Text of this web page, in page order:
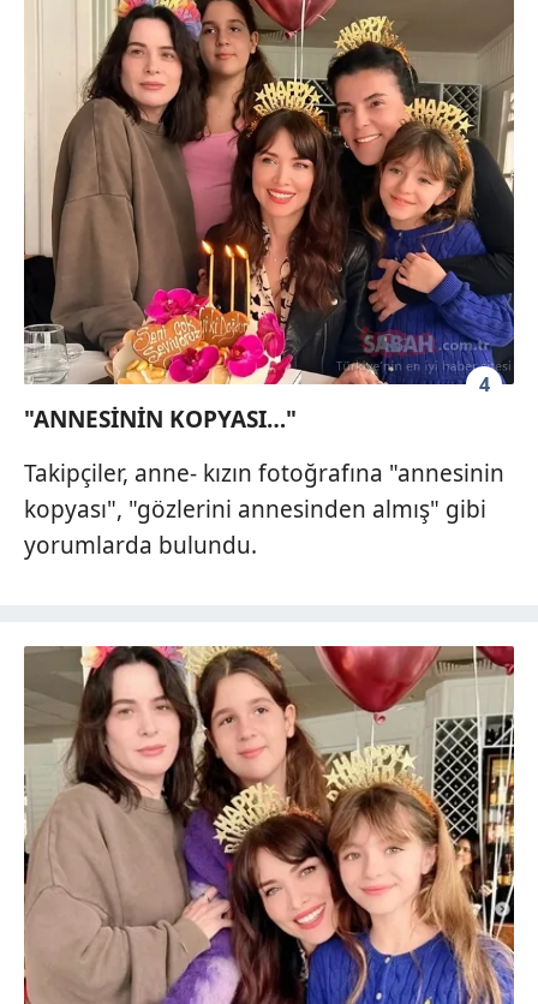
4
"ANNESİNİN KOPYASI…"
Takipçiler, anne- kızın fotoğrafına "annesinin
kopyası", "gözlerini annesinden almış" gibi
yorumlarda bulundu.